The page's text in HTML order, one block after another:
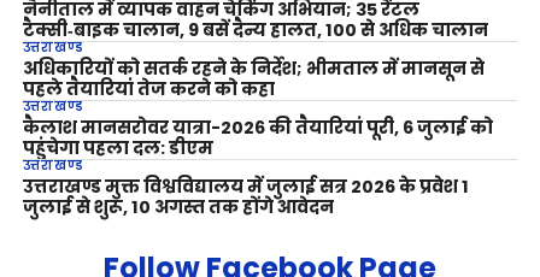
नैनीताल में व्यापक वाहन चेकिंग अभियान; 35 रेंटल
टैक्सी‑बाइक चालान, 9 बसें दैन्य हालत, 100 से अधिक चालान
उत्तराखण्ड
अधिकारियों को सतर्क रहने के निर्देश; भीमताल में मानसून से
पहले तैयारियां तेज करने को कहा
उत्तराखण्ड
कैलाश मानसरोवर यात्रा-2026 की तैयारियां पूरी, 6 जुलाई को
पहुंचेगा पहला दल: डीएम
उत्तराखण्ड
उत्तराखण्ड मुक्त विश्वविद्यालय में जुलाई सत्र 2026 के प्रवेश 1
जुलाई से शुरू, 10 अगस्त तक होंगे आवेदन
Follow Facebook Page